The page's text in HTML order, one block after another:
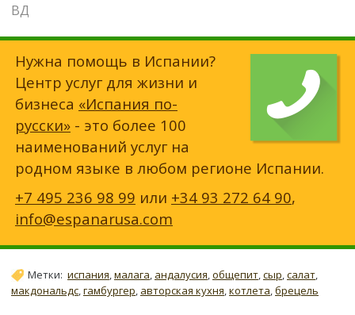
ВД
Нужна помощь в Испании?
Центр услуг для жизни и
бизнеса «Испания по-
русски» - это более 100
наименований услуг на
родном языке в любом регионе Испании.
+7 495 236 98 99 или +34 93 272 64 90,
info@espanarusa.com
Метки: испания,малага, андалусия,общепит,сыр,салат,
макдональдс гамбургер авторская кухня котлета брецель